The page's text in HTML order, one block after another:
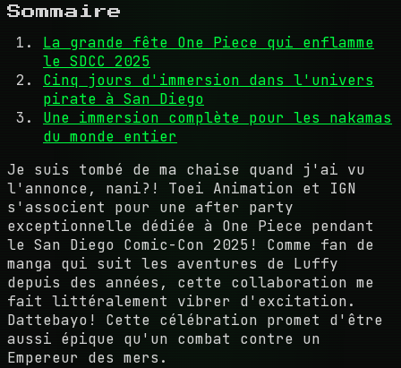
Sommaire
La grande fête One Piece qui enflamme
le SDCC 2025
Cinq jours d'immersion dans l'univers
pirate à San Diego
Une immersion complète pour les nakamas
du monde entier
Je suis tombé de ma chaise quand j'ai vu
l'annonce, nani?! Toei Animation et IGN
s'associent pour une after party
exceptionnelle dédiée à One Piece pendant
le San Diego Comic-Con 2025! Comme fan de
manga qui suit les aventures de Luffy
depuis des années, cette collaboration me
fait littéralement vibrer d'excitation.
Dattebayo! Cette célébration promet d'être
aussi épique qu'un combat contre un
Empereur des mers.